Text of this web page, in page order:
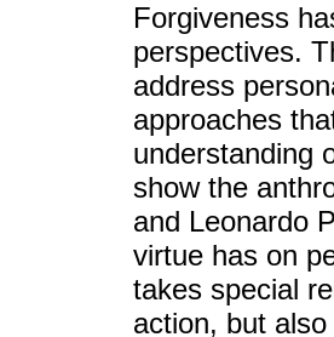
Forgiveness
perspectives.
address
approaches
understanding
show the
and Leonardo
virtue has on
takes special
action, but